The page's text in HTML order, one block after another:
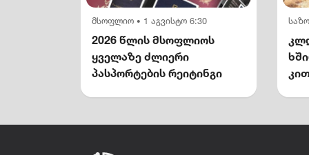
მსოფლიო • 1 აგვისტო 6:30
2026 წლის მსოფლიოს
ყველაზე ძლიერი
პასპორტების რეიტინგი